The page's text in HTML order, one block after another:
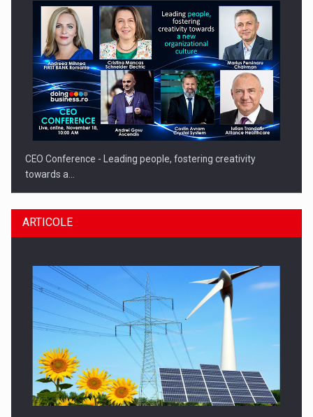
CEO Conference - Leading people, fostering creativity
towards a…
CEO Conference - Shaping The Future - Technology and…
ARTICOLE